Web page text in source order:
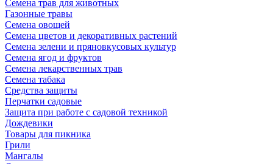
Семена трав для животных
Газонные травы
Семена овощей
Семена цветов и декоративных растений
Семена зелени и пряновкусовых культур
Семена ягод и фруктов
Семена лекарственных трав
Семена табака
Средства защиты
Перчатки садовые
Защита при работе с садовой техникой
Дождевики
Товары для пикника
Грили
Мангалы